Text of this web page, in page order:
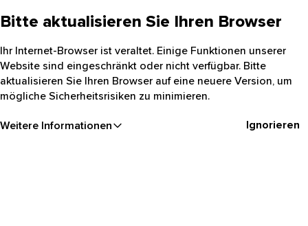
Bitte aktualisieren Sie Ihren Browser
Ihr Internet-Browser ist veraltet. Einige Funktionen unserer
Website sind eingeschränkt oder nicht verfügbar. Bitte
aktualisieren Sie Ihren Browser auf eine neuere Version, um
mögliche Sicherheitsrisiken zu minimieren.
Weitere Informationen Ignorieren